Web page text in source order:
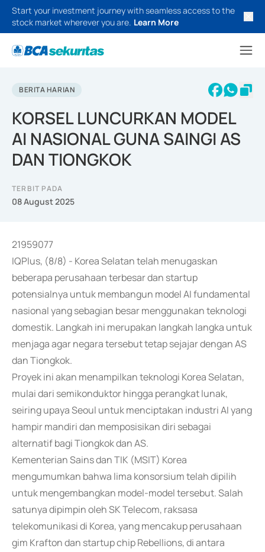
Start your investment journey with seamless access to the
stock market wherever you are. Learn More
BERITA HARIAN
KORSEL LUNCURKAN MODEL
AI NASIONAL GUNA SAINGI AS
DAN TIONGKOK
TERBIT PADA
08 August 2025
21959077
IQPlus, (8/8) - Korea Selatan telah menugaskan
beberapa perusahaan terbesar dan startup
potensialnya untuk membangun model AI fundamental
nasional yang sebagian besar menggunakan teknologi
domestik. Langkah ini merupakan langkah langka untuk
menjaga agar negara tersebut tetap sejajar dengan AS
dan Tiongkok.
Proyek ini akan menampilkan teknologi Korea Selatan,
mulai dari semikonduktor hingga perangkat lunak,
seiring upaya Seoul untuk menciptakan industri AI yang
hampir mandiri dan memposisikan diri sebagai
alternatif bagi Tiongkok dan AS.
Kementerian Sains dan TIK (MSIT) Korea
mengumumkan bahwa lima konsorsium telah dipilih
untuk mengembangkan model-model tersebut. Salah
satunya dipimpin oleh SK Telecom, raksasa
telekomunikasi di Korea, yang mencakup perusahaan
gim Krafton dan startup chip Rebellions, di antara